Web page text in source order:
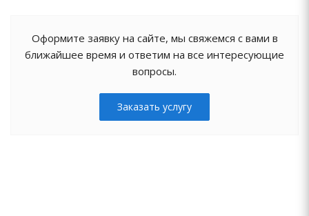
Оформите заявку на сайте, мы свяжемся с вами в
ближайшее время и ответим на все интересующие
вопросы.
Заказать услугу